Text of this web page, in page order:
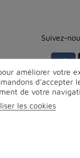
améliorer votre
d'accepter
de votre
les cookies
Suivez-
- Fromagerie by